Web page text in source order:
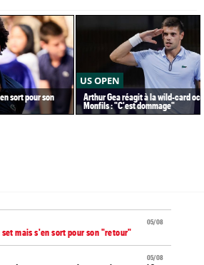
sort pour son
US OPEN
Arthur Gea réagit à la wild-card
Monfils : "C'est dommage"
05/08
mais s'en sort pour son "retour"
05/08